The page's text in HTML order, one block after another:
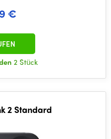
€
2 Stück
2 Standard